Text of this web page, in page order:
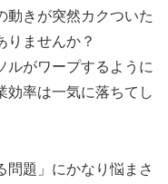
動きが突然カクついた
りませんか？
ルがワープするように
率は一気に落ちてし
問題」にかなり悩まさ